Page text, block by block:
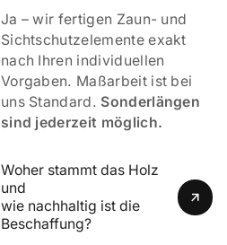
Ja – wir fertigen Zaun- und
Sichtschutzelemente exakt
nach Ihren individuellen
Vorgaben. Maßarbeit ist bei
uns Standard. Sonderlängen
sind jederzeit möglich.
Woher stammt das Holz
und
wie nachhaltig ist die
Beschaffung?